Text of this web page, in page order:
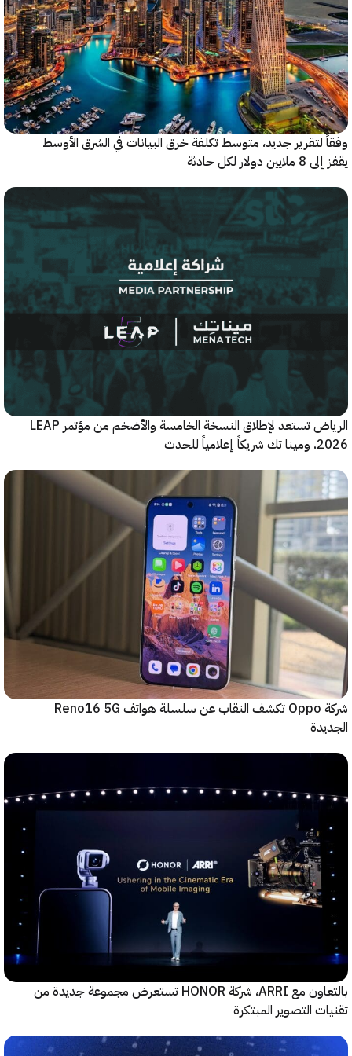
جديد، متوسط تكلفة خرق البيانات في الشرق الأوسط
لكل حادثة
الرياض تستعد لإطلاق النسخة الخامسة والأضخم من مؤتمر LEAP
للحدث
شركة Oppo تكشف النقاب عن سلسلة هواتف Reno16 5G
بالتعاون مع ARRI، شركة HONOR تستعرض مجموعة جديدة من
التصوير المبتكرة